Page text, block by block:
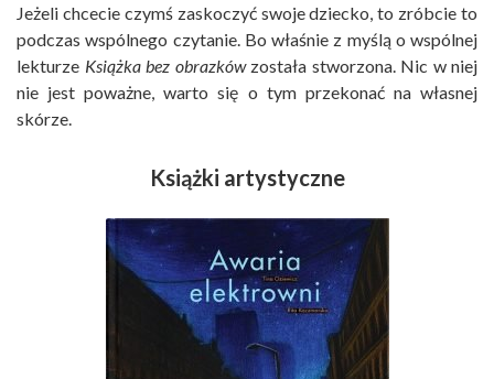
Jeżeli chcecie czymś zaskoczyć swoje dziecko, to zróbcie to
podczas wspólnego czytanie. Bo właśnie z myślą o wspólnej
lekturze Książka bez obrazkówzostała stworzona. Nic w niej
nie jest poważne, warto się o tym przekonać na własnej
skórze.
Książki artystyczne